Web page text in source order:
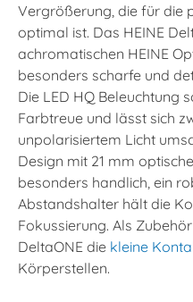
Vergrößerung, die für die
optimal ist. Das HEINE
achromatischen HEINE
besonders scharfe und
Die LED HQ Beleuchtung
Farbtreue und lässt sich
unpolarisiertem Licht
Design mit 21 mm
besonders handlich, ein
Abstandshalter hält die
Fokussierung. Als
DeltaONE die kleine
Körperstellen.